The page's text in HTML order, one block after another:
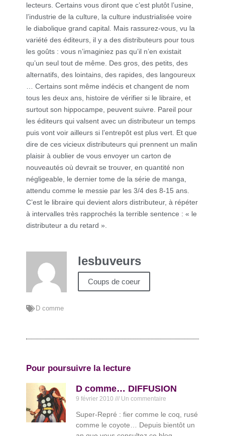
lecteurs. Certains vous diront que c’est plutôt l’usine,
l’industrie de la culture, la culture industrialisée voire
le diabolique grand capital. Mais rassurez-vous, vu la
variété des éditeurs, il y a des distributeurs pour tous
les goûts : vous n’imaginiez pas qu’il n’en existait
qu’un seul tout de même. Des gros, des petits, des
alternatifs, des lointains, des rapides, des langoureux
… Certains sont même indécis et changent de nom
tous les deux ans, histoire de vérifier si le libraire, et
surtout son hippocampe, peuvent suivre. Pareil pour
les éditeurs qui valsent avec un distributeur un temps
puis vont voir ailleurs si l’entrepôt est plus vert. Et que
dire de ces vicieux distributeurs qui prennent un malin
plaisir à oublier de vous envoyer un carton de
nouveautés où devrait se trouver, en quantité non
négligeable, le dernier tome de la série de manga,
attendu comme le messie par les 3/4 des 8-15 ans.
C’est le libraire qui devient alors distributeur, à répéter
à intervalles très rapprochés la terrible sentence : « le
distributeur a du retard ».
lesbuveurs
Coups de coeur
D comme
Pour poursuivre la lecture
D comme… DIFFUSION
9 février 2010 Un commentaire
Super-Repré : fier comme le coq, rusé
comme le coyote… Depuis bientôt un